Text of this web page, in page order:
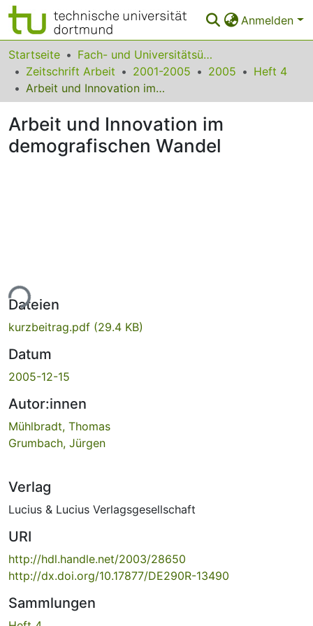
Anmelden
Bereiche & Sammlungen
Das gesamte Repositorium
FAQ
Startseite
Fach- und Universitätsübergreifendes
Zeitschrift Arbeit
2001-2005 2005
Heft 4
Arbeit und Innovation im demografischen Wandel
Arbeit und Innovation im
demografischen Wandel
Dateien
kurzbeitrag.pdf (29.4 KB)
Datum
2005-12-15
Autor:innen
Mühlbradt, Thomas
Grumbach, Jürgen
Verlag
Lucius & Lucius Verlagsgesellschaft
URI
http://hdl.handle.net/2003/28650
http://dx.doi.org/10.17877/DE290R-13490
Sammlungen